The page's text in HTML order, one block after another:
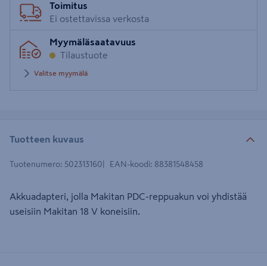
Toimitus
Ei ostettavissa verkosta
Myymäläsaatavuus
Tilaustuote
Valitse myymälä
Tuotteen kuvaus
Tuotenumero: 502313160 EAN-koodi: 88381548458
Akkuadapteri, jolla Makitan PDC-reppuakun voi yhdistää
useisiin Makitan 18 V koneisiin.